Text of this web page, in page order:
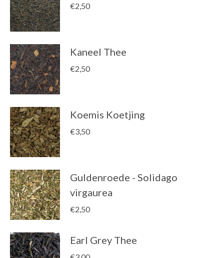
€2,50
Kaneel Thee
€2,50
Koemis Koetjing
€3,50
Guldenroede - Solidago
virgaurea
€2,50
Earl Grey Thee